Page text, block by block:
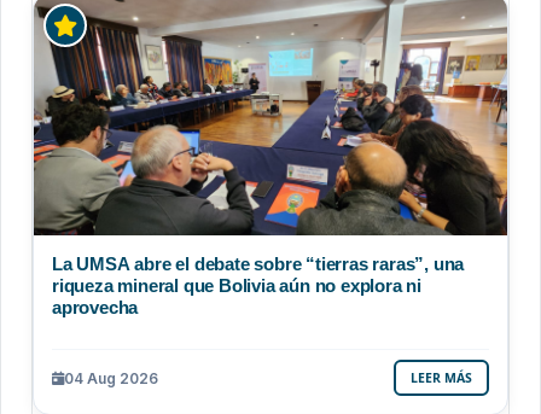
La UMSA abre el debate sobre “tierras raras”, una
riqueza mineral que Bolivia aún no explora ni
aprovecha
04 Aug 2026 LEER MÁS